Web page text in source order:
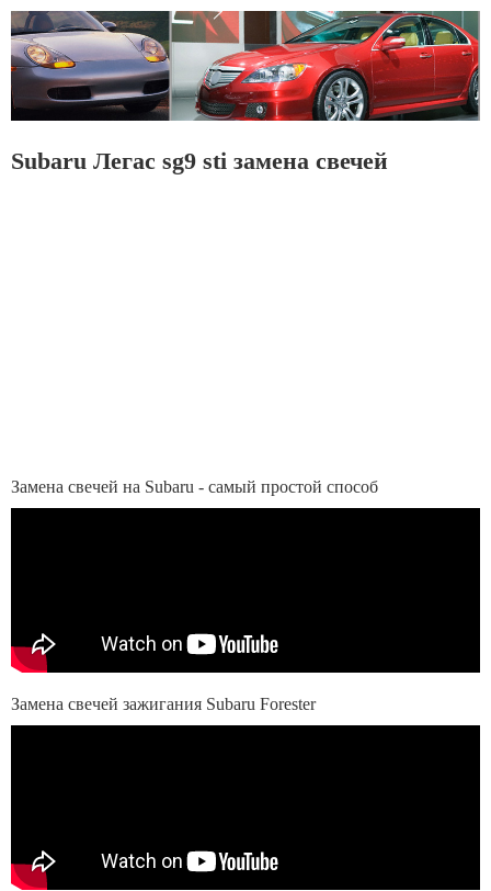
Subaru Легас sg9 sti замена свечей
Замена свечей на Subaru - самый простой способ
Замена свечей зажигания Subaru Forester